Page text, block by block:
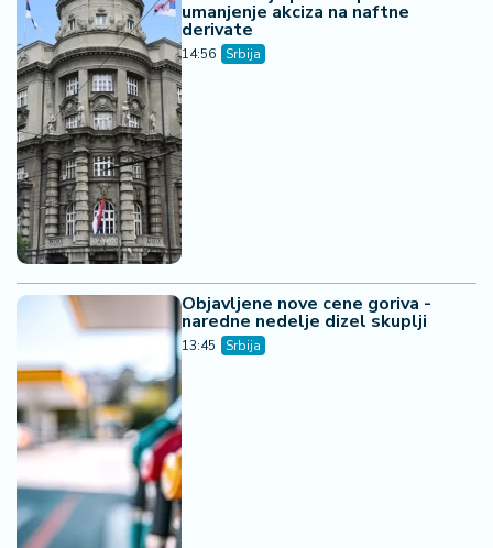
umanjenje akciza na naftne
derivate
14:56 Srbija
Objavljene nove cene goriva -
naredne nedelje dizel skuplji
13:45 Srbija